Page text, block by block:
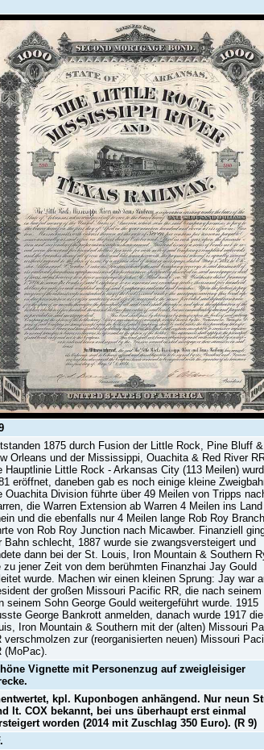
1875 durch Fusion der Little Rock, Pine Bluff &
Orleans und der Mississippi, Ouachita & Red River
Hauptlinie Little Rock - Arkansas City (113 Meilen)
eröffnet, daneben gab es noch einige kleine
Ouachita Division führte über 49 Meilen von Tripps
die Warren Extension ab Warren 4 Meilen ins Land
und die ebenfalls nur 4 Meilen lange Rob Roy Branch
von Rob Roy Junction nach Micawber. Finanziell
Bahn schlecht, 1887 wurde sie zwangsversteigert und
dann bei der St. Louis, Iron Mountain & Southern
zu jener Zeit von dem berühmten Finanzhai Jay Gould
wurde. Machen wir einen kleinen Sprung: Jay war
der großen Missouri Pacific RR, die nach seinem
seinem Sohn George Gould weitergeführt wurde. 1915
George Bankrott anmelden, danach wurde 1917
Iron Mountain & Southern mit der (alten) Missouri
verschmolzen zur (reorganisierten neuen) Missouri
(MoPac).
Vignette mit Personenzug auf zweigleisiger
kpl. Kuponbogen anhängend. Nur neun
lt. COX bekannt, bei uns überhaupt erst einmal
worden (2014 mit Zuschlag 350 Euro). (R 9)